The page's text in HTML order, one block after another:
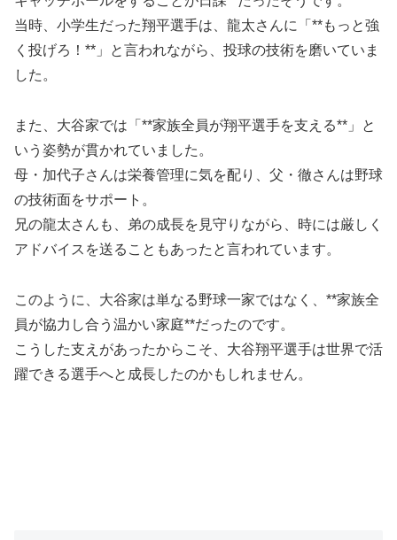
当時、小学生だった翔平選手は、龍太さんに「**もっと強
く投げろ！**」と言われながら、投球の技術を磨いていま
した。
また、大谷家では「**家族全員が翔平選手を支える**」と
いう姿勢が貫かれていました。
母・加代子さんは栄養管理に気を配り、父・徹さんは野球
の技術面をサポート。
兄の龍太さんも、弟の成長を見守りながら、時には厳しく
アドバイスを送ることもあったと言われています。
このように、大谷家は単なる野球一家ではなく、**家族全
員が協力し合う温かい家庭**だったのです。
こうした支えがあったからこそ、大谷翔平選手は世界で活
躍できる選手へと成長したのかもしれません。